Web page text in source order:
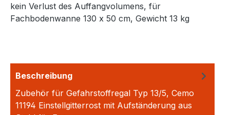
kein Verlust des Auffangvolumens, für
Fachbodenwanne 130 x 50 cm, Gewicht 13 kg
Beschreibung
Zubehör für Gefahrstoffregal Typ 13/5, Cemo
11194 Einstellgitterrost mit Aufständerung aus